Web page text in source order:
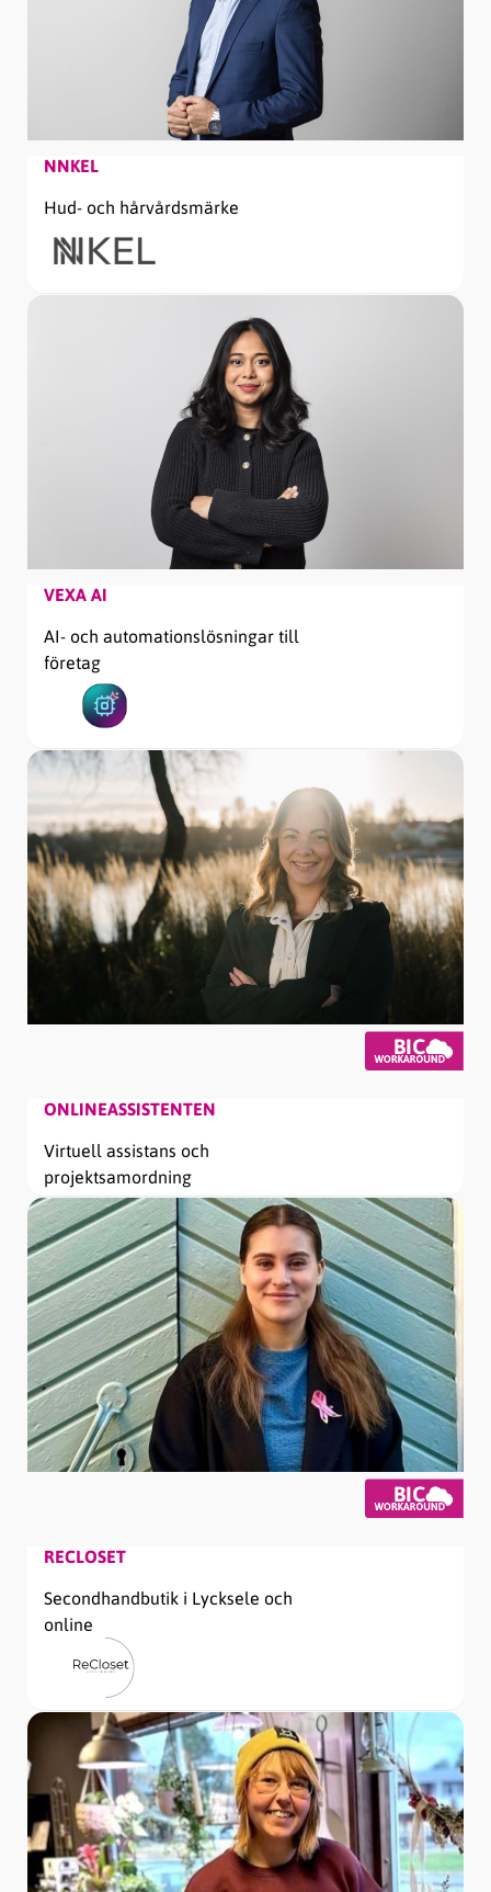
NNKEL
Hud- och hårvårdsmärke
VEXA AI
AI- och automationslösningar till
företag
ONLINEASSISTENTEN
Virtuell assistans och
projektsamordning
RECLOSET
Secondhandbutik i Lycksele och
online